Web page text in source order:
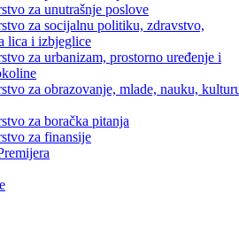
za privredu
za pravosuđe, upravu i radne odnose
za unutrašnje poslove
za socijalnu politiku, zdravstvo,
lica i izbjeglice
za urbanizam, prostorno uređenje i
za obrazovanje, mlade, nauku,
za boračka pitanja
za finansije